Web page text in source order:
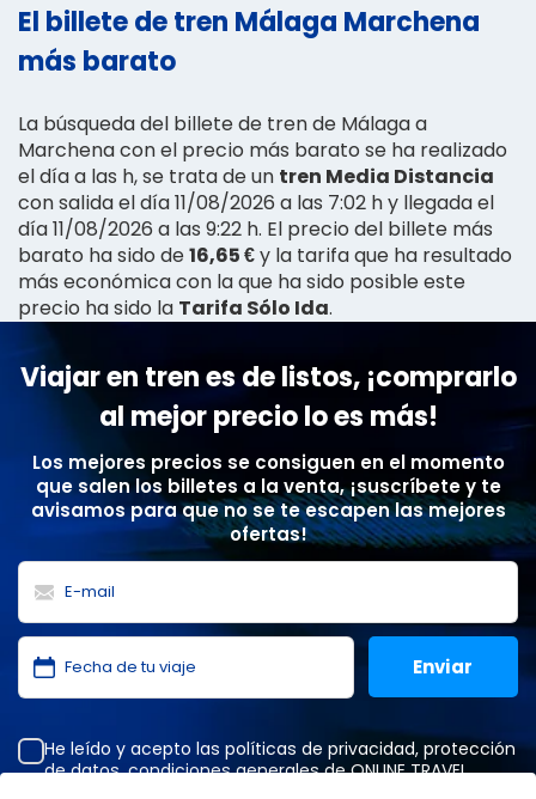
El billete de tren Málaga Marchena
más barato
La búsqueda del billete de tren de Málaga a
Marchena con el precio más barato se ha realizado
el día a las h, se trata de un tren Media Distancia
con salida el día 11/08/2026 a las 7:02 h y llegada el
día 11/08/2026 a las 9:22 h. El precio del billete más
barato ha sido de16,65 €y la tarifa que ha resultado
más económica con la que ha sido posible este
precio ha sido la Tarifa Sólo Ida.
Viajar en tren es de listos, ¡comprarlo
al mejor precio lo es más!
Los mejores precios se consiguen en el momento
que salen los billetes a la venta, ¡suscríbete y te
avisamos para que no se te escapen las mejores
ofertas!
He leído y acepto las políticas de privacidad, protección
de datos,condiciones generalesde ONLINE TRAVEL